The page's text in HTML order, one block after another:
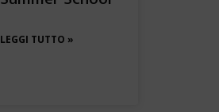
LEGGI TUTTO »